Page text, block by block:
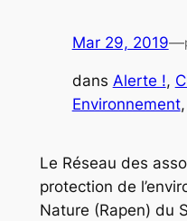
Mar 29, 2019—
dans Alerte !,
Environnement,
Le Réseau des
protection de
Nature (Rapen) du